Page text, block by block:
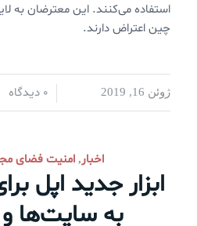
استفاده می‌کنند. این معترضان به
چین اعتراض دارند.
ژوئن 16, 2019 / 0 دیدگاه/
اخبار,امنیت فضای
ابزار جدید اپل
به سایت‌ها و